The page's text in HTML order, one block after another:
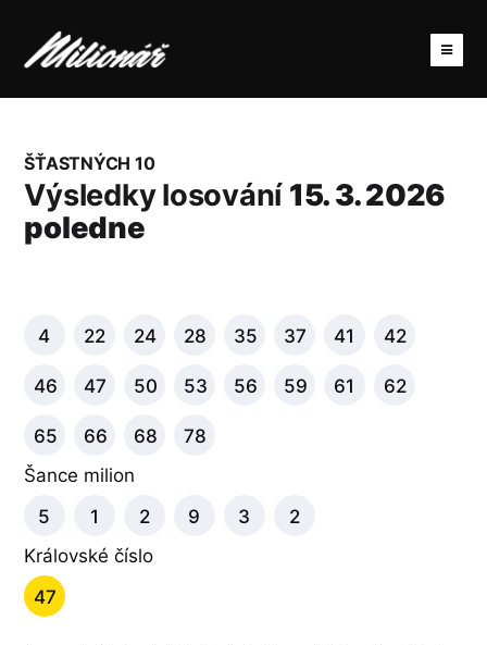
ŠŤASTNÝCH 10
Výsledky losování 15. 3. 2026
poledne
4 22 24 28 35 37 41 42
46 47 50 53 56 59 61 62
65 66 68
78
Šance milion
5
1 2 9 3
2
Královské číslo
47